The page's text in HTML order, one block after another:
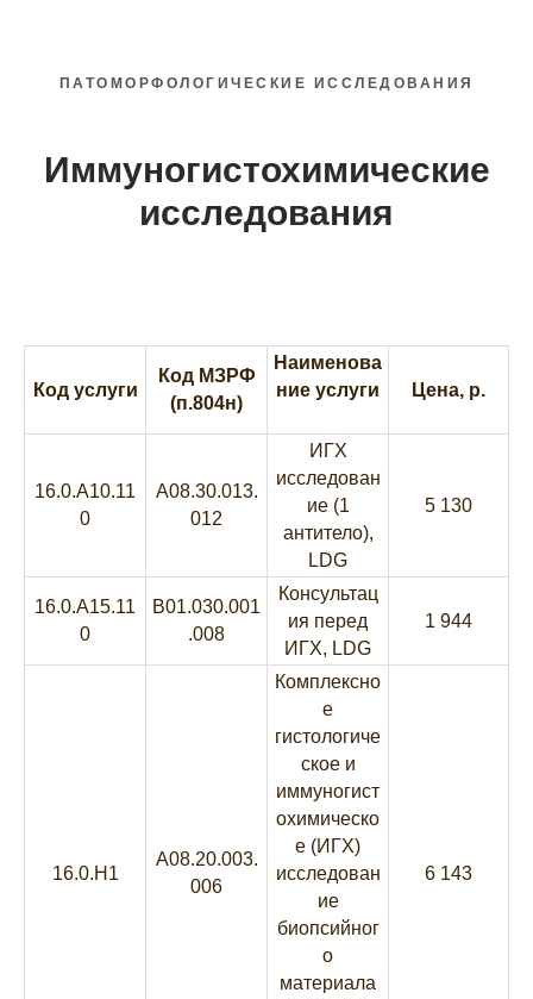
ПАТОМОРФОЛОГИЧЕСКИЕ ИССЛЕДОВАНИЯ
Иммуногистохимические
исследования
Код услуги
Код МЗРФ
(п.804н)
Наименова
ние услуги
Цена, р.
16.0.A10.11
0
A08.30.013.
012
ИГХ
исследован
ие (1
антитело),
LDG
5 130
16.0.A15.11
0
B01.030.001
.008
Консультац
ия перед
ИГХ, LDG
1 944
16.0.H1
A08.20.003.
006
Комплексно
е
гистологиче
ское и
иммуногист
охимическо
е (ИГХ)
исследован
ие
биопсийног
о
материала
6 143